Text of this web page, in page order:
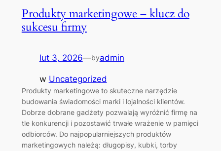
Produkty marketingowe – klucz do
sukcesu firmy
lut 3, 2026—byadmin
w Uncategorized
Produkty marketingowe to skuteczne narzędzie
budowania świadomości marki i lojalności klientów.
Dobrze dobrane gadżety pozwalają wyróżnić firmę na
tle konkurencji i pozostawić trwałe wrażenie w pamięci
odbiorców. Do najpopularniejszych produktów
marketingowych należą: długopisy, kubki, torby